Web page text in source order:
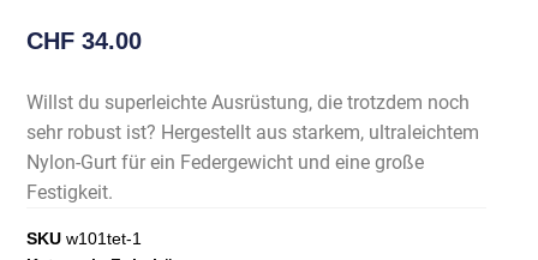
CHF 34.00
Willst du superleichte Ausrüstung, die trotzdem noch
sehr robust ist? Hergestellt aus starkem, ultraleichtem
Nylon-Gurt für ein Federgewicht und eine große
Festigkeit.
SKUw101tet-1